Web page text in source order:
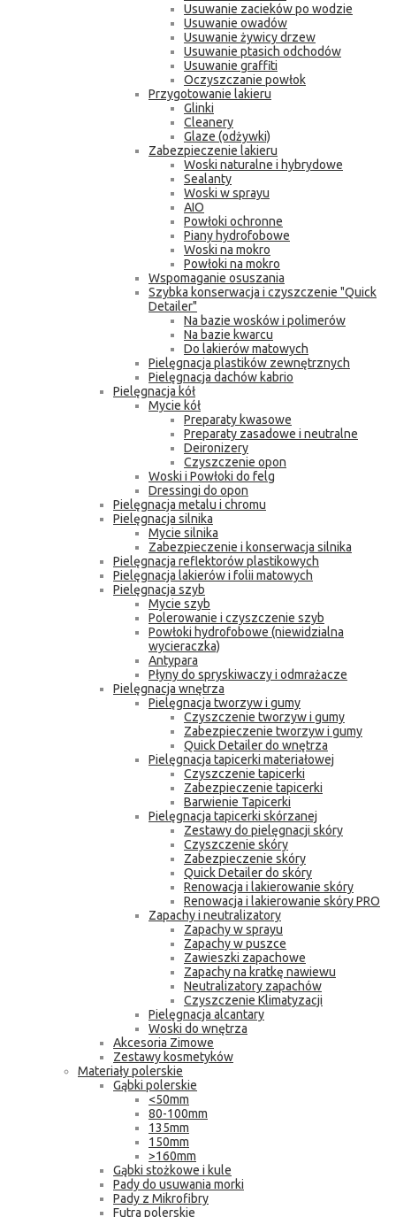
Usuwanie zacieków po wodzie
Usuwanie owadów
Usuwanie żywicy drzew
Usuwanie ptasich odchodów
Usuwanie graffiti
Oczyszczanie powłok
Przygotowanie lakieru
Glinki
Cleanery
Glaze (odżywki)
Zabezpieczenie lakieru
Woski naturalne i hybrydowe
Sealanty
Woski w sprayu
AIO
Powłoki ochronne
Piany hydrofobowe
Woski na mokro
Powłoki na mokro
Wspomaganie osuszania
Szybka konserwacja i czyszczenie "Quick
Detailer"
Na bazie wosków i polimerów
Na bazie kwarcu
Do lakierów matowych
Pielęgnacja plastików zewnętrznych
Pielęgnacja dachów kabrio
Pielęgnacja kół
Mycie kół
Preparaty kwasowe
Preparaty zasadowe i neutralne
Deironizery
Czyszczenie opon
Woski i Powłoki do felg
Dressingi do opon
Pielęgnacja metalu i chromu
Pielęgnacja silnika
Mycie silnika
Zabezpieczenie i konserwacja silnika
Pielęgnacja reflektorów plastikowych
Pielęgnacja lakierów i folii matowych
Pielęgnacja szyb
Mycie szyb
Polerowanie i czyszczenie szyb
Powłoki hydrofobowe (niewidzialna
wycieraczka)
Antypara
Płyny do spryskiwaczy i odmrażacze
Pielęgnacja wnętrza
Pielęgnacja tworzyw i gumy
Czyszczenie tworzyw i gumy
Zabezpieczenie tworzyw i gumy
Quick Detailer do wnętrza
Pielęgnacja tapicerki materiałowej
Czyszczenie tapicerki
Zabezpieczenie tapicerki
Barwienie Tapicerki
Pielęgnacja tapicerki skórzanej
Zestawy do pielęgnacji skóry
Czyszczenie skóry
Zabezpieczenie skóry
Quick Detailer do skóry
Renowacja i lakierowanie skóry
Renowacja i lakierowanie skóry PRO
Zapachy i neutralizatory
Zapachy w sprayu
Zapachy w puszce
Zawieszki zapachowe
Zapachy na kratkę nawiewu
Neutralizatory zapachów
Czyszczenie Klimatyzacji
Pielęgnacja alcantary
Woski do wnętrza
Akcesoria Zimowe
Zestawy kosmetyków
Materiały polerskie
Gąbki polerskie
<50mm
80-100mm
135mm
150mm
>160mm
Gąbki stożkowe i kule
Pady do usuwania morki
Pady z Mikrofibry
Futra polerskie